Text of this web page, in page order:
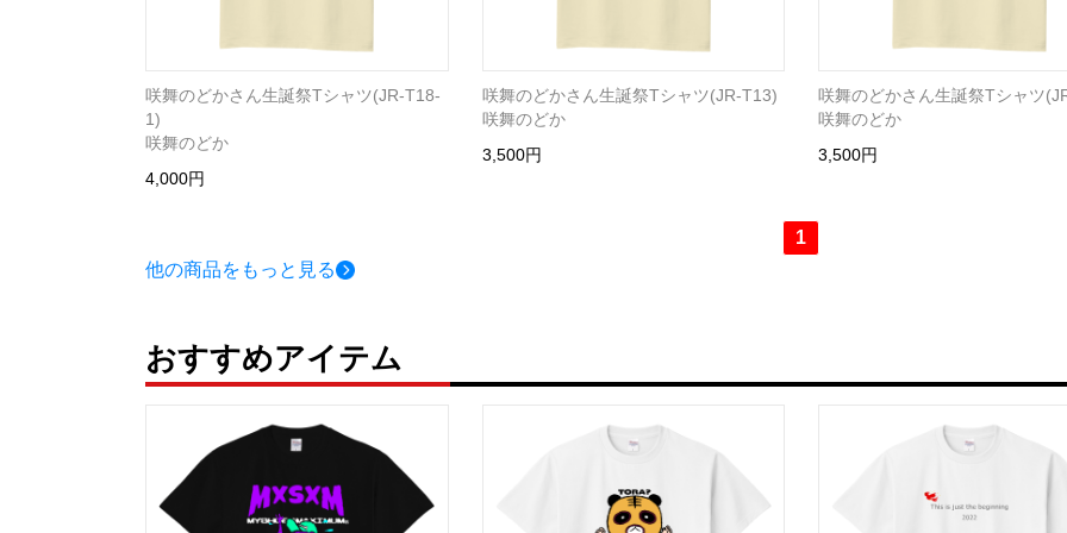
咲舞のどかさん生誕祭Tシャツ(JR-T18-
1)
咲舞のどか
4,000円
咲舞のどかさん生誕祭Tシャツ(JR-T13)
咲舞のどか
3,500円
咲舞のどかさん生誕祭Tシャツ
咲舞のどか
3,500円
1
他の商品をもっと見る
おすすめアイテム